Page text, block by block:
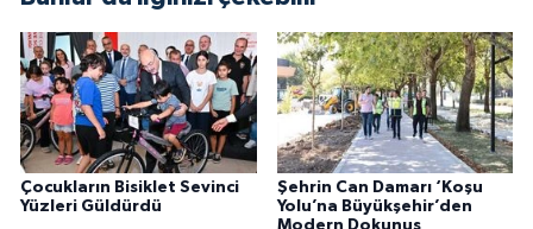
Çocukların Bisiklet Sevinci
Yüzleri Güldürdü
Şehrin Can Damarı ‘Koşu
Yolu’na Büyükşehir’den
Modern Dokunuş